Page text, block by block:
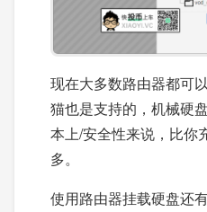
现在大多数路由器都可
猫也是支持的，机械硬
本上/安全性来说，比你
多。
使用路由器挂载硬盘还